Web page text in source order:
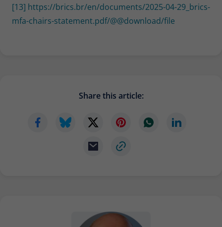
[13] https://brics.br/en/documents/2025-04-29_brics-
mfa-chairs-statement.pdf/@@download/file
Share this article: